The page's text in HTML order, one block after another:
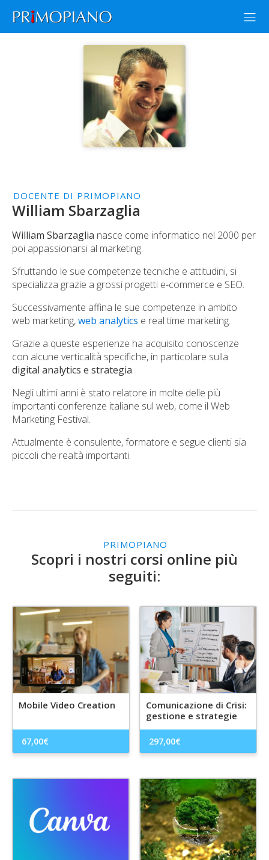
DOCENTE DI PRIMOPIANO
William Sbarzaglia
William Sbarzaglia nasce come informatico nel 2000 per
poi appassionarsi al marketing.
Sfruttando le sue competenze tecniche e attitudini, si
specializza grazie a grossi progetti e-commerce e SEO.
Successivamente affina le sue competenze in ambito
web marketing,web analytics e real time marketing.
Grazie a queste esperienze ha acquisito conoscenze
con alcune verticalità specifiche, in particolare sulla
digital analytics e strategia.
Negli ultimi anni è stato relatore in molte delle più
importanti conferenze italiane sul web, come il Web
Marketing Festival.
Attualmente è consulente, formatore e segue clienti sia
piccoli che realtà importanti.
PRIMOPIANO
Scopri i nostri corsi online più
seguiti:
Mobile Video Creation
67,00€
Comunicazione di Crisi:
gestione e strategie
297,00€